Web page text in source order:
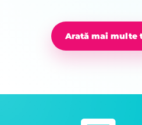
Arată mai multe